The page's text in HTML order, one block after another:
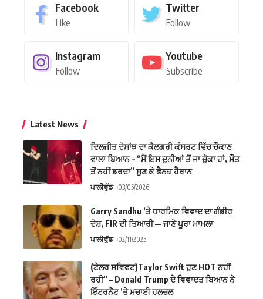
Facebook
Like
Twitter
Follow
Instagram
Follow
Youtube
Subscribe
Latest News
ਦਿਲਜੀਤ ਦੋਸਾਂਝ ਦਾ ਕੈਲਗਰੀ ਕੰਸਰਟ ਵਿੱਚ ਚੌਕਾਣ
ਵਾਲਾ ਬਿਆਨ – “ਮੈਂ ਇਸ ਦੁਨੀਆਂ ਤੋਂ ਜਾ ਚੁੱਕਾ ਹਾਂ, ਮੌਤ
ਤੋਂ ਨਹੀਂ ਡਰਦਾ” ਸੁਣ ਕੇ ਫੈਨਜ਼ ਹੈਰਾਨ
ਪਾਲੀਵੁੱਡ 03/05/2026
Garry Sandhu ’ਤੇ ਧਾਰਮਿਕ ਵਿਵਾਦ ਦਾ ਗੰਭੀਰ
ਦੋਸ਼, FIR ਦੀ ਤਿਆਰੀ — ਜਾਣੋ ਪੂਰਾ ਮਾਮਲਾ
ਪਾਲੀਵੁੱਡ 02/11/2025
(ਟੇਲਰ ਸਵਿਫਟ)Taylor Swift ਹੁਣ HOT ਨਹੀਂ
ਰਹੀ” – Donald Trump ਦੇ ਵਿਵਾਦਤ ਬਿਆਨ ਨੇ
ਇੰਟਰਨੈੱਟ ‘ਤੇ ਮਚਾਈ ਹਲਚਲ